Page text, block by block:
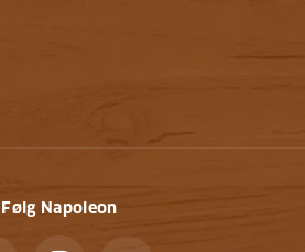
Følg Napoleon